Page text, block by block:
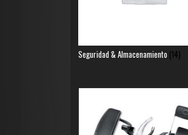
Seguridad & Almacenamiento (14)